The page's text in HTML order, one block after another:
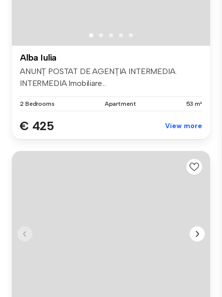
Alba Iulia
ANUNȚ POSTAT DE AGENȚIA INTERMEDIA.
INTERMEDIA Imobiliare...
2 Bedrooms Apartment 53 m²
€ 425 View more